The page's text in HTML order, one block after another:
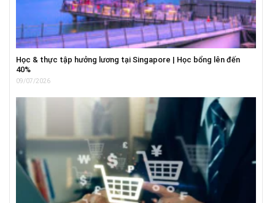
Học & thực tập hưởng lương tại Singapore | Học bổng lên đến
40%
09/07/2026